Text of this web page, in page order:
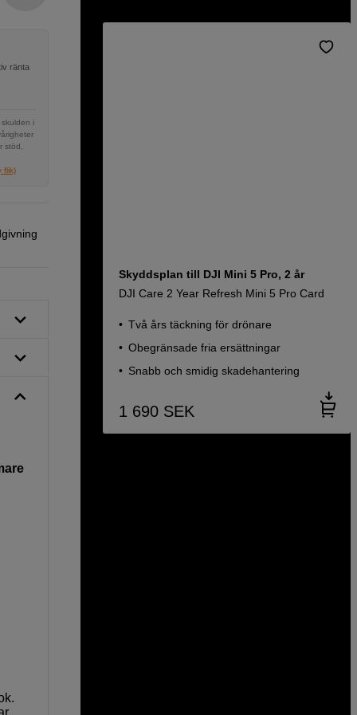
ränta
i
stöd,
flik)
Skyddsplan till DJI Mini 5 Pro, 2 år
DJI Care 2 Year Refresh Mini 5 Pro Card
Två års täckning för drönare
Obegränsade fria ersättningar
Snabb och smidig skadehantering
1 690 SEK